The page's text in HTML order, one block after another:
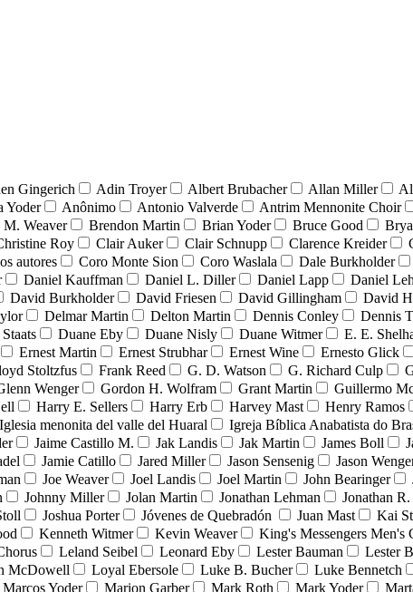
Gingerich Adin Troyer Albert Brubacher Allan Miller
Yoder Anônimo Antonio Valverde Antrim Mennonite Choir
M. Weaver Brendon Martin Brian Yoder Bruce Good
Roy Clair Auker Clair Schnupp Clarence Kreider
autores Coro Monte Sion Coro Waslala Dale Burkholder
Daniel Kauffman Daniel L. Diller Daniel Lapp Daniel
David Burkholder David Friesen David Gillingham David
Delmar Martin Delton Martin Dennis Conley Dennis
Duane Eby Duane Nisly Duane Witmer E. E.
Ernest Martin Ernest Strubhar Ernest Wine Ernesto Glick
Stoltzfus Frank Reed G. D. Watson G. Richard Culp
Wenger Gordon H. Wolfram Grant Martin Guillermo
Harry E. Sellers Harry Erb Harvey Mast Henry Ramos
Iglesia menonita del valle del Huaral Igreja Bíblica Anabatista do
Jaime Castillo M. Jak Landis Jak Martin James Boll
Jamie Catillo Jared Miller Jason Sensenig Jason
Joe Weaver Joel Landis Joel Martin John Bearinger
Johnny Miller Jolan Martin Jonathan Lehman Jonathan
Joshua Porter Jóvenes de Quebradón Juan Mast Kai
Kenneth Witmer Kevin Weaver King's Messengers Men's
Leland Seibel Leonard Eby Lester Bauman Lester
McDowell Loyal Ebersole Luke B. Bucher Luke Bennetch
Marcos Yoder Marion Garber Mark Roth Mark Yoder